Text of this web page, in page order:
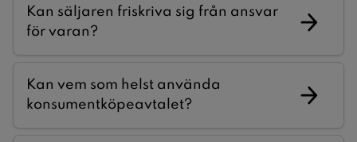
Kan säljaren friskriva sig från ansvar
för varan?
Kan vem som helst använda
konsumentköpeavtalet?